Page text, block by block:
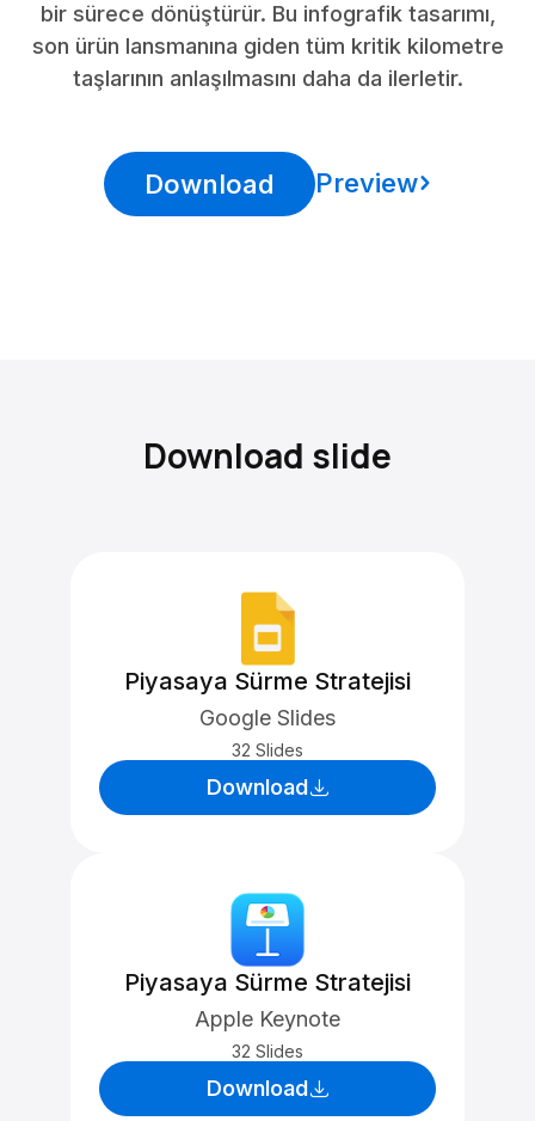
bir sürece dönüştürür. Bu infografik tasarımı,
son ürün lansmanına giden tüm kritik kilometre
taşlarının anlaşılmasını daha da ilerletir.
Download Preview
Download slide
Piyasaya Sürme Stratejisi
Google Slides
32 Slides
Download
Piyasaya Sürme Stratejisi
Apple Keynote
32 Slides
Download